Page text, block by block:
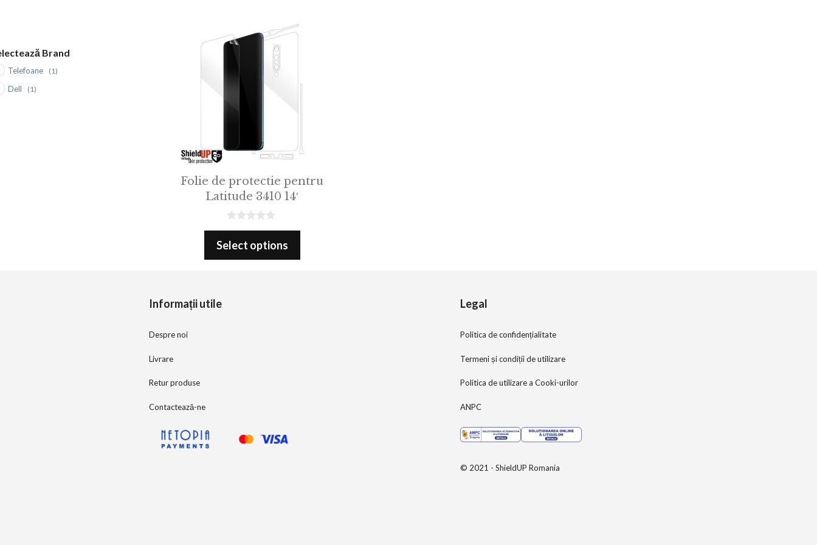
Folie de protectie pentru
Latitude 3410 14′
0
u
Select options
Brand
Telefoane (1)
Dell (1)
Informații utile
Despre noi
Livrare
Retur produse
Contactează-ne
Legal
Politica de confidențialitate
Termeni și condiții de utilizare
Politica de utilizare a Cooki-urilor
ANPC
© 2021 - ShieldUP Romania